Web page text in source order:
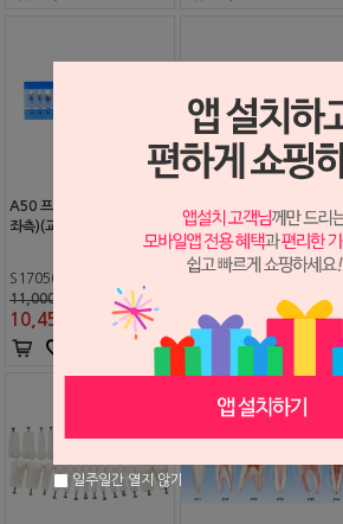
A50 프렙 치아 (EA) (상악
좌측)(교환반품불가)
S1705004
11,000원
10,450
우측)(교환반품불가)
10,450원
일주일간 열지 않기